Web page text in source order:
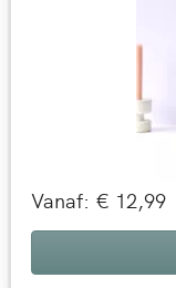
Vanaf: € 12,99